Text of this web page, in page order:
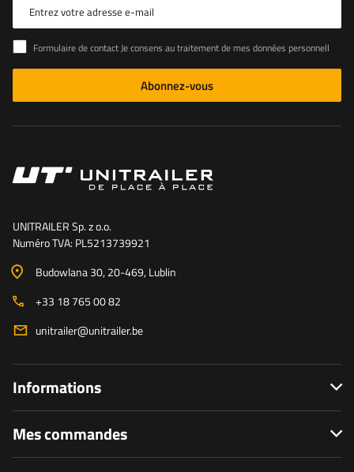
Entrez votre adresse e-mail
Formulaire de contact Je consens au traitement de mes données personnelles contenues dans le formulaire de contact conformément au règlement du Parlement européen et du Conseil (UE)
Abonnez-vous
UNITRAILER Sp. z o.o.
Numéro TVA: PL5213739921
Budowlana 30, 20-469, Lublin
+33 18 765 00 82
unitrailer@unitrailer.be
Informations
Mes commandes